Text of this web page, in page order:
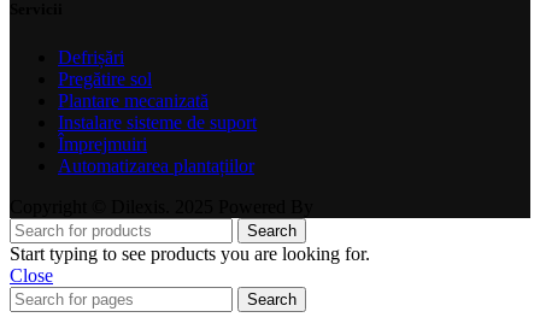
Defrișări
Pregătire sol
Plantare mecanizată
Instalare sisteme de suport
Împrejmuiri
Automatizarea plantațiilor
Search
Start typing to see products you are looking for.
Close
Search